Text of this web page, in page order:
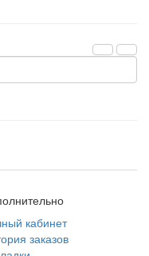
кабинет
заказов